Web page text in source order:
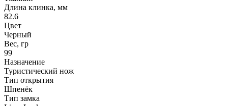
Длина клинка, мм
82.6
Цвет
Черный
Вес, гр
99
Назначение
Туристический нож
Тип открытия
Шпенёк
Тип замка